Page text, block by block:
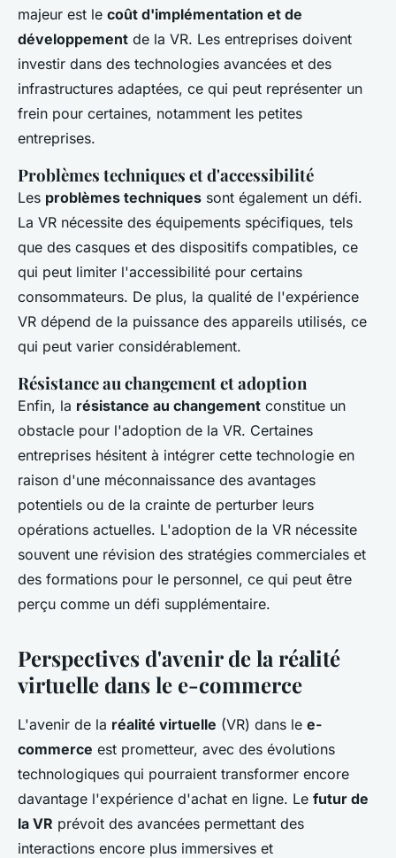
majeur est le coût d'implémentation et de
développement de la VR. Les entreprises doivent
investir dans des technologies avancées et des
infrastructures adaptées, ce qui peut représenter un
frein pour certaines, notamment les petites
entreprises.
Problèmes techniques et d'accessibilité
Les problèmes techniques sont également un défi.
La VR nécessite des équipements spécifiques, tels
que des casques et des dispositifs compatibles, ce
qui peut limiter l'accessibilité pour certains
consommateurs. De plus, la qualité de l'expérience
VR dépend de la puissance des appareils utilisés, ce
qui peut varier considérablement.
Résistance au changement et adoption
Enfin, la résistance au changement constitue un
obstacle pour l'adoption de la VR. Certaines
entreprises hésitent à intégrer cette technologie en
raison d'une méconnaissance des avantages
potentiels ou de la crainte de perturber leurs
opérations actuelles. L'adoption de la VR nécessite
souvent une révision des stratégies commerciales et
des formations pour le personnel, ce qui peut être
perçu comme un défi supplémentaire.
Perspectives d'avenir de la réalité
virtuelle dans le e-commerce
L'avenir de la réalité virtuelle (VR) dans le e-
commerce est prometteur, avec des évolutions
technologiques qui pourraient transformer encore
davantage l'expérience d'achat en ligne. Le futur de
la VR prévoit des avancées permettant des
interactions encore plus immersives et